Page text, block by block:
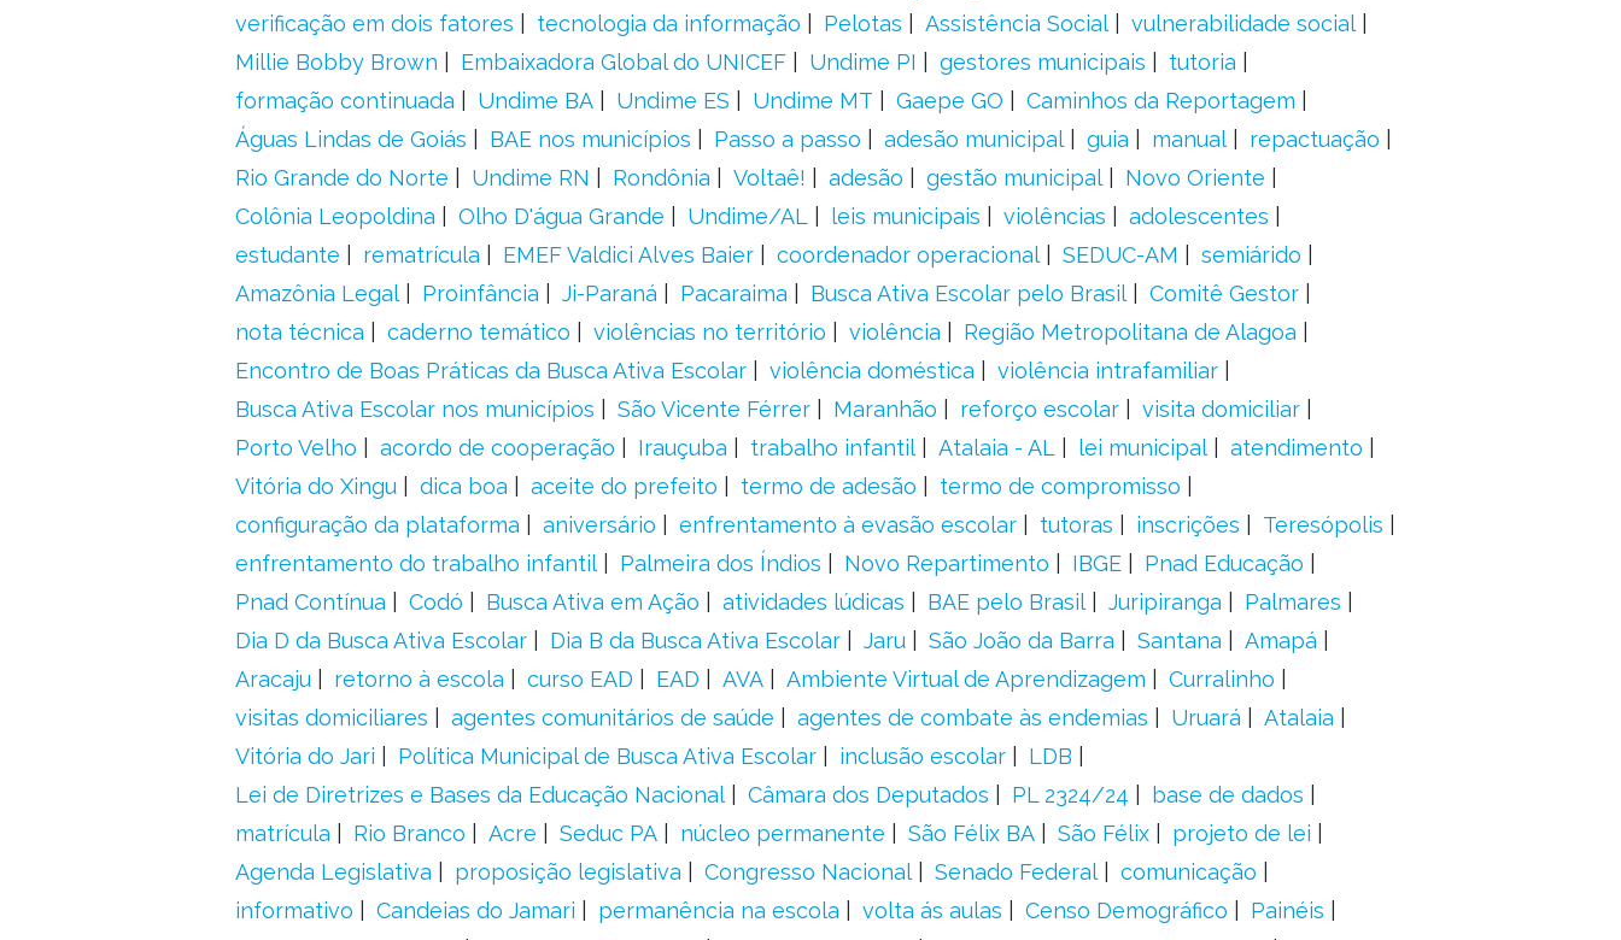
verificação em dois fatores
tecnologia da informação Pelotas Assistência Social
vulnerabilidade social
Millie Bobby Brown
Embaixadora Global do UNICEF Undime PI gestores municipais
tutoria
formação continuada
Undime BA Undime ES Undime MT Gaepe GO
Caminhos da Reportagem
Águas Lindas de Goiás
BAE nos municípios Passo a passo adesão municipal guia manual
repactuação
Rio Grande do Norte
Undime RN Rondônia Voltaê! adesão gestão municipal
Novo Oriente
Colônia Leopoldina
Olho D'água Grande Undime/AL leis municipais violências
adolescentes
estudante
rematrícula EMEF Valdici Alves Baier coordenador operacional SEDUC-AM
semiárido
Amazônia Legal
Proinfância Ji-Paraná Pacaraima Busca Ativa Escolar pelo Brasil
Comitê Gestor
nota técnica
caderno temático violências no território violência
Região Metropolitana de Alagoa
Encontro de Boas Práticas da Busca Ativa Escolar
violência doméstica
violência intrafamiliar
Busca Ativa Escolar nos municípios
São Vicente Férrer Maranhão reforço escolar
visita domiciliar
Porto Velho
acordo de cooperação Irauçuba trabalho infantil Atalaia - AL lei municipal
atendimento
Vitória do Xingu
dica boa aceite do prefeito termo de adesão
termo de compromisso
configuração da plataforma
aniversário enfrentamento à evasão escolar tutoras inscrições
Teresópolis
enfrentamento do trabalho infantil
Palmeira dos Índios Novo Repartimento IBGE
Pnad Educação
Pnad Contínua
Codó Busca Ativa em Ação atividades lúdicas BAE pelo Brasil Juripiranga
Palmares
Dia D da Busca Ativa Escolar
Dia B da Busca Ativa Escolar Jaru São João da Barra Santana
Amapá
Aracaju
retorno à escola curso EAD EAD AVA Ambiente Virtual de Aprendizagem
Curralinho
visitas domiciliares
agentes comunitários de saúde agentes de combate às endemias Uruará
Atalaia
Vitória do Jari
Política Municipal de Busca Ativa Escolar inclusão escolar
LDB
Lei de Diretrizes e Bases da Educação Nacional
Câmara dos Deputados PL 2324/24
base de dados
matrícula
Rio Branco Acre Seduc PA núcleo permanente São Félix BA São Félix
projeto de lei
Agenda Legislativa
proposição legislativa Congresso Nacional Senado Federal
comunicação
informativo
Candeias do Jamari permanência na escola volta ás aulas Censo Demográfico
Painéis